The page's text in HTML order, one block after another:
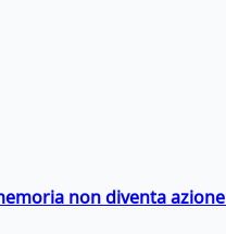
non diventa